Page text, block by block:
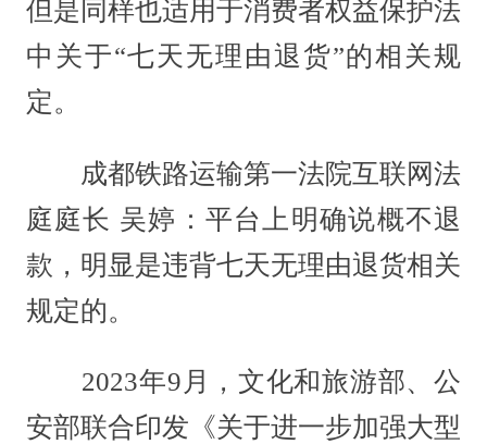
但是同样也适用于消费者权益保护法
中关于“七天无理由退货”的相关规
定。
成都铁路运输第一法院互联网法
庭庭长 吴婷：平台上明确说概不退
款，明显是违背七天无理由退货相关
规定的。
2023年9月，文化和旅游部、公
安部联合印发《关于进一步加强大型